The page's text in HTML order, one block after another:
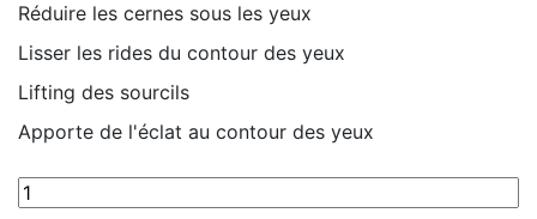
Réduire les cernes sous les yeux
Lisser les rides du contour des yeux
Lifting des sourcils
Apporte de l'éclat au contour des yeux